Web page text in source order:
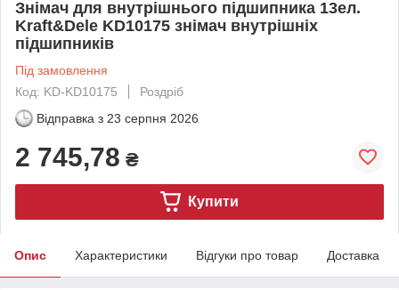
Знімач для внутрішнього підшипника 13ел.
Kraft&Dele KD10175 знімач внутрішніх
підшипників
Під замовлення
Код: KD-KD10175
Роздріб
Відправка з 23 серпня 2026
2 745,78 ₴
Купити
Опис Характеристики Відгуки про товар Доставка